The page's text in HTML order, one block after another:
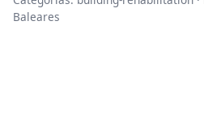
Baleares